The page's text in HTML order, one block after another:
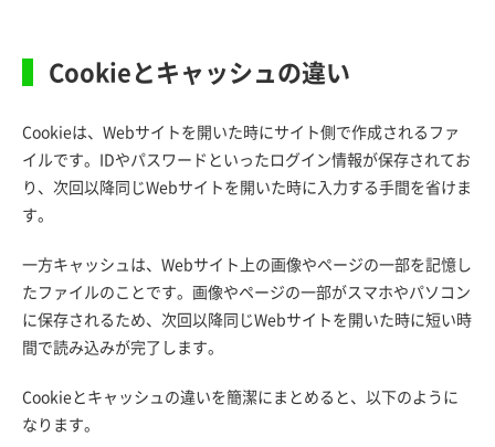
Cookieとキャッシュの違い
Cookieは、Webサイトを開いた時にサイト側で作成されるファ
イルです。IDやパスワードといったログイン情報が保存されてお
り、次回以降同じWebサイトを開いた時に入力する手間を省けま
す。
一方キャッシュは、Webサイト上の画像やページの一部を記憶し
たファイルのことです。画像やページの一部がスマホやパソコン
に保存されるため、次回以降同じWebサイトを開いた時に短い時
間で読み込みが完了します。
Cookieとキャッシュの違いを簡潔にまとめると、以下のように
なります。